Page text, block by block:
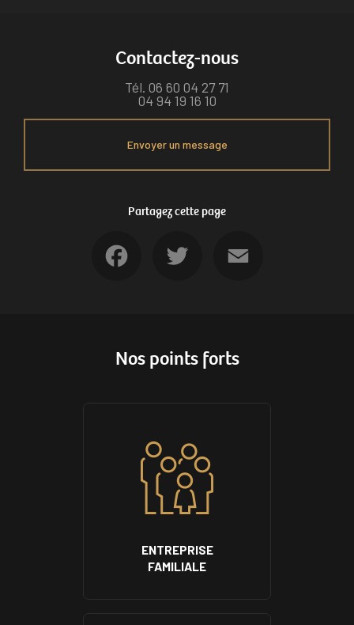
Contactez-nous
Tél. 06 60 04 27 71
04 94 19 16 10
Envoyer un message
Partagez cette page
Nos points forts
ENTREPRISE
FAMILIALE